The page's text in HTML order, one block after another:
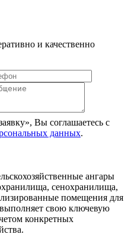
и качественно
Вы соглашаетесь с
данных.
ангары
сенохранилища,
помещения для
свою ключевую
конкретных